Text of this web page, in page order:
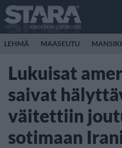
LEHMÄ MAASEUTU
Lukuisat
saivat
väitettiin
sotimaan